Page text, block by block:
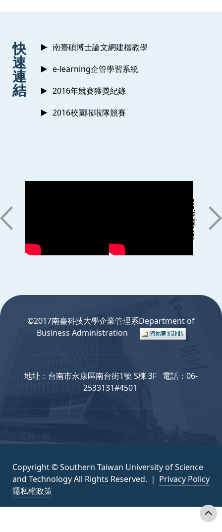
快
速
連
結
南臺碩博士論文網建檔教學
e-learning企管學習系統
2016年競賽獲獎紀錄
2016校園啦啦隊競賽
©2017南臺科技大學企業管理系Department of
Business Administration
地址：台南市永康區南台街1號 S棟 3F 電話：06-
2533131#4501
Copyright © Southern Taiwan University of Science
and Technology All Rights Reserved. ｜ Privacy Policy
隱私權政策